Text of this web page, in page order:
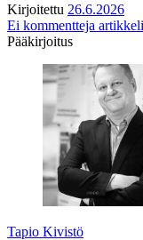
Kirjoitettu 26.6.2026
Ei kommentteja
Pääkirjoitus
Tapio Kivistö